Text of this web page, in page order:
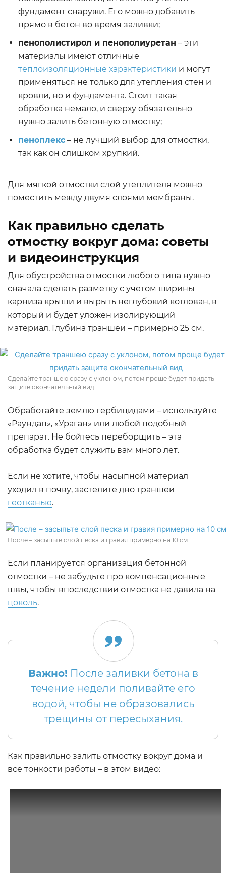
фундамент снаружи. Его можно добавить
прямо в бетон во время заливки;
пенополистирол и пенополиуретан – эти
материалы имеют отличные
теплоизоляционные характеристики и могут
применяться не только для утепления стен и
кровли, но и фундамента. Стоит такая
обработка немало, и сверху обязательно
нужно залить бетонную отмостку;
пеноплекс – не лучший выбор для отмостки,
так как он слишком хрупкий.
Для мягкой отмостки слой утеплителя можно
поместить между двумя слоями мембраны.
Как правильно сделать
отмостку вокруг дома: советы
и видеоинструкция
Для обустройства отмостки любого типа нужно
сначала сделать разметку с учетом ширины
карниза крыши и вырыть неглубокий котлован, в
который и будет уложен изолирующий
материал. Глубина траншеи – примерно 25 см.
Сделайте траншею сразу с уклоном, потом проще будет придать
защите окончательный вид
Обработайте землю гербицидами – используйте
«Раундап», «Ураган» или любой подобный
препарат. Не бойтесь переборщить – эта
обработка будет служить вам много лет.
Если не хотите, чтобы насыпной материал
уходил в почву, застелите дно траншеи
геотканью.
После – засыпьте слой песка и гравия примерно на 10 см
Если планируется организация бетонной
отмостки – не забудьте про компенсационные
швы, чтобы впоследствии отмостка не давила на
цоколь.
Важно! После заливки бетона в
течение недели поливайте его
водой, чтобы не образовались
трещины от пересыхания.
Как правильно залить отмостку вокруг дома и
все тонкости работы – в этом видео: